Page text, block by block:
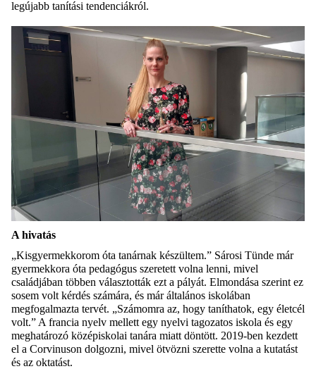
legújabb tanítási tendenciákról.
A hivatás
„Kisgyermekkorom óta tanárnak készültem.” Sárosi Tünde már
gyermekkora óta pedagógus szeretett volna lenni, mivel
családjában többen választották ezt a pályát. Elmondása szerint ez
sosem volt kérdés számára, és már általános iskolában
megfogalmazta tervét. „Számomra az, hogy taníthatok, egy életcél
volt.” A francia nyelv mellett egy nyelvi tagozatos iskola és egy
meghatározó középiskolai tanára miatt döntött. 2019-ben kezdett
el a Corvinuson dolgozni, mivel ötvözni szerette volna a kutatást
és az oktatást.